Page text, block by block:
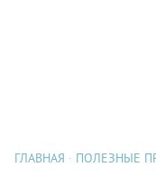
ГЛАВНАЯ ПОЛЕЗНЫЕ